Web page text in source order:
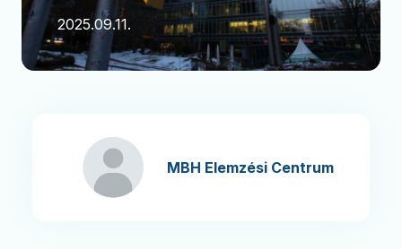
2025.09.11.
MBH Elemzési Centrum